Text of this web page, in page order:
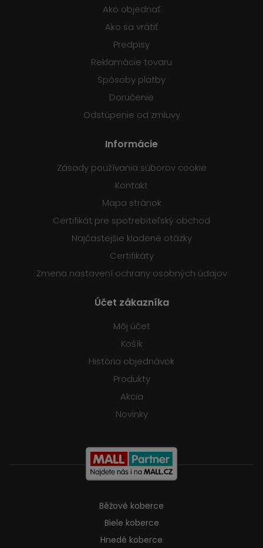
Ako objednať
Ako sa vrátiť
Predpisy
Reklamácie tovaru
Spôsoby platby
Doručenie
Odstúpenie od zmluvy
Informácie
Zásady používania súborov cookie
Kontakt
Mapa stránok
Certifikát pre spotrebiteľský obchod
Najčastejšie kladené otázky
Certifikáty
Zmena nastavení ochrany osobných údajov
Účet zákazníka
Môj účet
Košík
História objednávok
Produkty
Akcia
Novinky
Béžové koberce
Biele koberce
Hnedé koberce